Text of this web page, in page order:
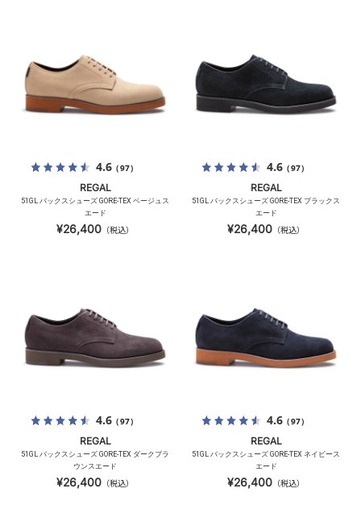
4.6（97）
REGAL
51GL バックスシューズ GORE-TEX ベージュス
エード
¥26,400 （税込）
4.6（97）
REGAL
51GL バックスシューズ GORE-TEX ブラックス
エード
¥26,400 （税込）
4.6（97）
REGAL
51GL バックスシューズ GORE-TEX ダークブラ
ウンスエード
¥26,400 （税込）
4.6（97）
REGAL
51GL バックスシューズ GORE-TEX ネイビース
エード
¥26,400 （税込）